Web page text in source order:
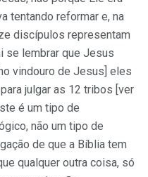
tentando reformar e, na
discípulos representam
se lembrar que Jesus
vindouro de Jesus] eles
julgar as 12 tribos [ver
é um tipo de
não um tipo de
de que a Bíblia tem
qualquer outra coisa, só